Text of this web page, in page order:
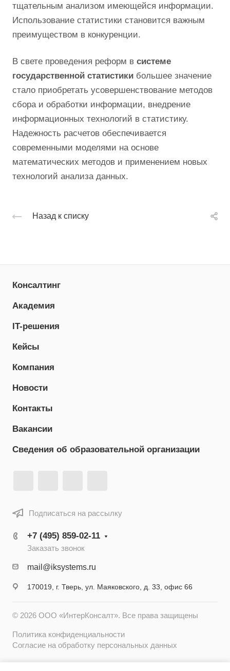
тщательным анализом имеющейся информации.
Использование статистики становится важным
преимуществом в конкуренции.
В свете проведения реформ в системе
государственной статистики большее значение
стало приобретать усовершенствование методов
сбора и обработки информации, внедрение
информационных технологий в статистику.
Надежность расчетов обеспечивается
современными моделями на основе
математических методов и применением новых
технологий анализа данных.
Назад к списку
Консалтинг
Академия
IT-решения
Кейсы
Компания
Новости
Контакты
Вакансии
Сведения об образовательной организации
Подписаться на рассылку
+7 (495) 859-02-11
Заказать звонок
mail@iksystems.ru
170019, г. Тверь, ул. Маяковского, д. 33, офис 66
© 2026 ООО «ИнтерКонсалт». Все права защищены
Политика конфиденциальности
Согласие на обработку персональных данных